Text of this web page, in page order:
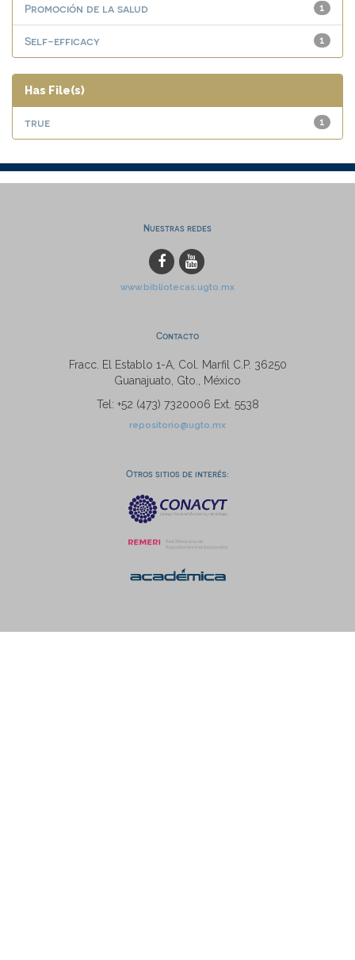
1
Promoción de la salud
1
Self-efficacy
Has File(s)
1
true
Nuestras redes
www.bibliotecas.ugto.mx
Contacto
Fracc. El Establo 1-A, Col. Marfil C.P. 36250
Guanajuato, Gto., México
Tel: +52 (473) 7320006 Ext. 5538
repositorio@ugto.mx
Otros sitios de interés: